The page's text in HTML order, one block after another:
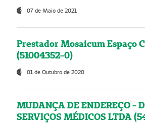
07 de Maio de 2021
Prestador Mosaicum Espaço
(51004352-0)
01 de Outubro de 2020
MUDANÇA DE ENDEREÇO -
SERVIÇOS MÉDICOS LTDA